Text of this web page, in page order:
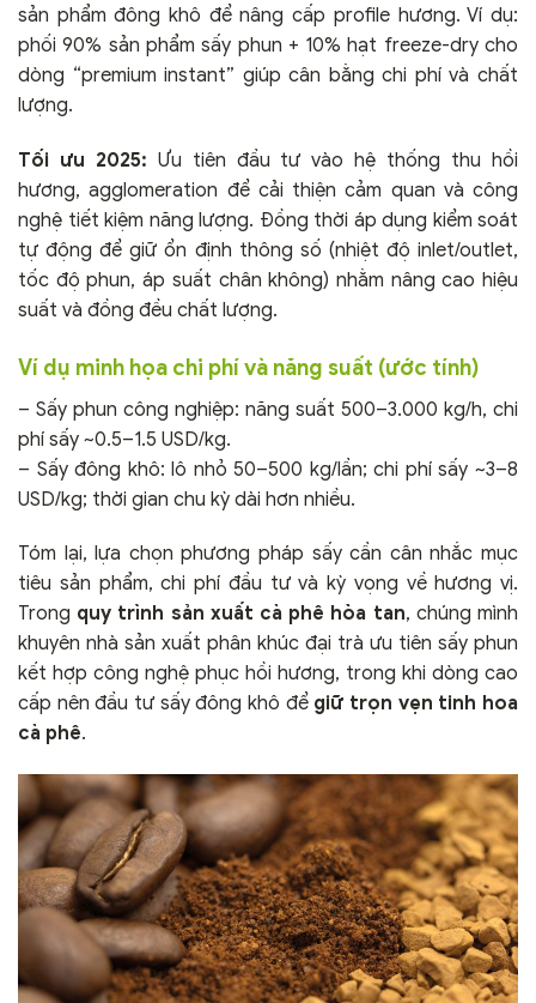
sản phẩm đông khô để nâng cấp profile hương. Ví dụ:
phối 90% sản phẩm sấy phun + 10% hạt freeze-dry cho
dòng “premium instant” giúp cân bằng chi phí và chất
lượng.
Tối ưu 2025: Ưu tiên đầu tư vào hệ thống thu hồi
hương, agglomeration để cải thiện cảm quan và công
nghệ tiết kiệm năng lượng. Đồng thời áp dụng kiểm soát
tự động để giữ ổn định thông số (nhiệt độ inlet/outlet,
tốc độ phun, áp suất chân không) nhằm nâng cao hiệu
suất và đồng đều chất lượng.
Ví dụ minh họa chi phí và năng suất (ước tính)
– Sấy phun công nghiệp: năng suất 500–3.000 kg/h, chi
phí sấy ~0.5–1.5 USD/kg.
– Sấy đông khô: lô nhỏ 50–500 kg/lần; chi phí sấy ~3–8
USD/kg; thời gian chu kỳ dài hơn nhiều.
Tóm lại, lựa chọn phương pháp sấy cần cân nhắc mục
tiêu sản phẩm, chi phí đầu tư và kỳ vọng về hương vị.
Trong quy trình sản xuất cà phê hòa tan, chúng mình
khuyên nhà sản xuất phân khúc đại trà ưu tiên sấy phun
kết hợp công nghệ phục hồi hương, trong khi dòng cao
cấp nên đầu tư sấy đông khô để giữ trọn vẹn tinh hoa
cà phê.